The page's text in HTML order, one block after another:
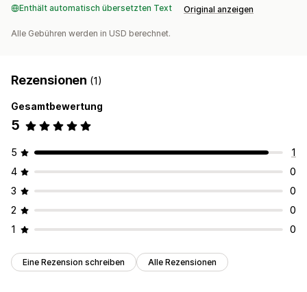
Enthält automatisch übersetzten Text Original anzeigen
Alle Gebühren werden in USD berechnet.
Rezensionen (1)
Gesamtbewertung
5
5
1
4
0
3
0
2
0
1
0
Eine Rezension schreiben Alle Rezensionen